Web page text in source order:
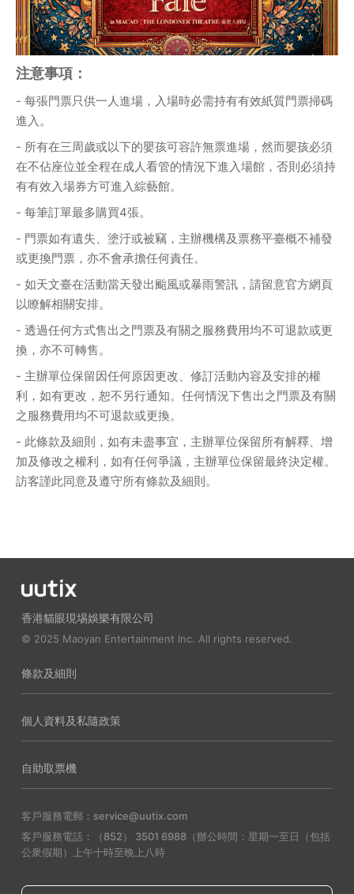
注意事項：
- 每張門票只供一人進場，入場時必需持有有效紙質門票掃碼
進入。
- 所有在三周歲或以下的嬰孩可容許無票進場，然而嬰孩必須
在不佔座位並全程在成人看管的情況下進入場館，否則必須持
有有效入場券方可進入綜藝館。
- 每筆訂單最多購買4張。
- 門票如有遺失、塗汙或被竊，主辦機構及票務平臺概不補發
或更換門票，亦不會承擔任何責任。
- 如天文臺在活動當天發出颱風或暴雨警訊，請留意官方網頁
以瞭解相關安排。
- 透過任何方式售出之門票及有關之服務費用均不可退款或更
換，亦不可轉售。
- 主辦單位保留因任何原因更改、修訂活動內容及安排的權
利，如有更改，恕不另行通知。任何情況下售出之門票及有關
之服務費用均不可退款或更換。
- 此條款及細則，如有未盡事宜，主辦單位保留所有解釋、增
加及修改之權利，如有任何爭議，主辦單位保留最終決定權。
訪客謹此同意及遵守所有條款及細則。
香港貓眼現埸娛樂有限公司
© 2025 Maoyan Entertainment Inc. All rights reserved.
條款及細則
個人資料及私隨政策
自助取票機
客戶服務電郵：service@uutix.com
客戶服務電話：（852） 3501 6988（辦公時間：星期一至日（包括
公衆假期）上午十時至晚上八時